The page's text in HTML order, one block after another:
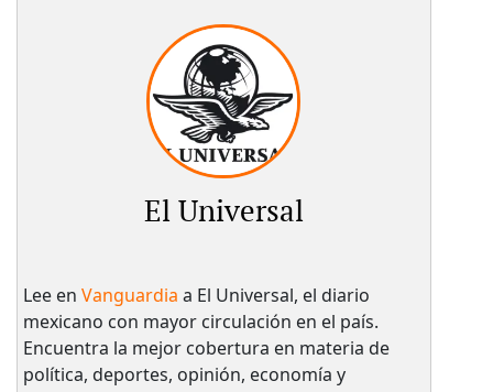
El Universal
Lee en Vanguardia a El Universal, el diario
mexicano con mayor circulación en el país.​
Encuentra la mejor cobertura en materia de
política, deportes, opinión, economía y